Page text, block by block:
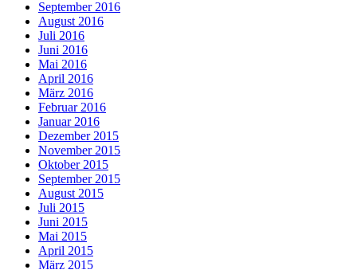
September 2016
August 2016
Juli 2016
Juni 2016
Mai 2016
April 2016
März 2016
Februar 2016
Januar 2016
Dezember 2015
November 2015
Oktober 2015
September 2015
August 2015
Juli 2015
Juni 2015
Mai 2015
April 2015
März 2015